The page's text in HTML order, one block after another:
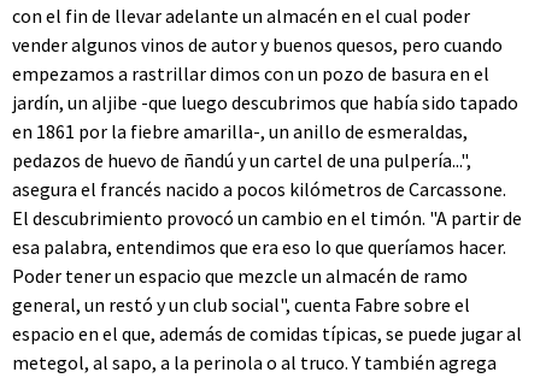
con el fin de llevar adelante un almacén en el cual poder
vender algunos vinos de autor y buenos quesos, pero cuando
empezamos a rastrillar dimos con un pozo de basura en el
jardín, un aljibe -que luego descubrimos que había sido tapado
en 1861 por la fiebre amarilla-, un anillo de esmeraldas,
pedazos de huevo de ñandú y un cartel de una pulpería...",
asegura el francés nacido a pocos kilómetros de Carcassone.
El descubrimiento provocó un cambio en el timón. "A partir de
esa palabra, entendimos que era eso lo que queríamos hacer.
Poder tener un espacio que mezcle un almacén de ramo
general, un restó y un club social", cuenta Fabre sobre el
espacio en el que, además de comidas típicas, se puede jugar al
metegol, al sapo, a la perinola o al truco. Y también agrega